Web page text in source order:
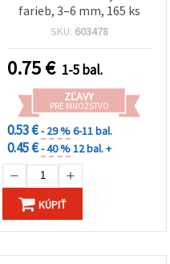
farieb, 3–6 mm, 165 ks
SKU: 603478
0.75€ 1-5 bal.
ZĽAVY
PRE MNOŽSTVO
0.53 €- 29 %6-11 bal.
0.45 €- 40 %12 bal. +
KÚPIŤ